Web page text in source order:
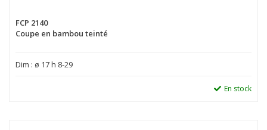
FCP 2140
Coupe en bambou teinté
Dim : ø 17 h 8-29
En stock